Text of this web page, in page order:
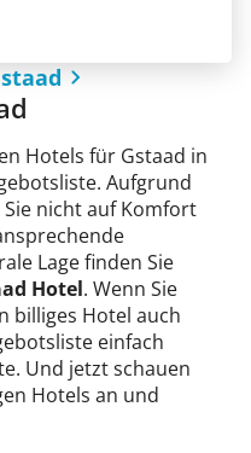
Hotels für Gstaad in
Aufgrund
nicht auf Komfort
Lage finden Sie
Hotel. Wenn Sie
billiges Hotel auch
einfach
Und jetzt schauen
Hotels an und